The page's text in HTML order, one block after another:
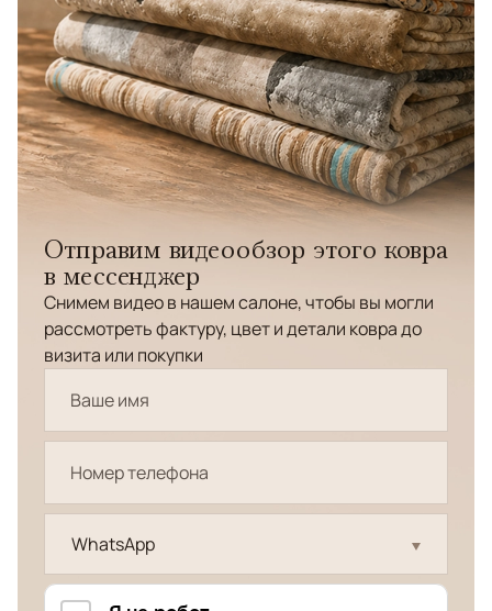
Отправим видеообзор этого ковра
в мессенджер
Снимем видео в нашем салоне, чтобы вы могли
рассмотреть фактуру, цвет и детали ковра до
визита или покупки
WhatsApp